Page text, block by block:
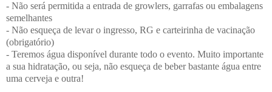
- Não será permitida a entrada de growlers, garrafas ou embalagens
semelhantes
- Não esqueça de levar o ingresso, RG e carteirinha de vacinação
(obrigatório)
- Teremos água disponível durante todo o evento. Muito importante
a sua hidratação, ou seja, não esqueça de beber bastante água entre
uma cerveja e outra!